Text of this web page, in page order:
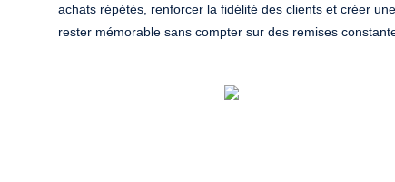
achats répétés, renforcer la fidélité des clients et créer
rester mémorable sans compter sur des remises